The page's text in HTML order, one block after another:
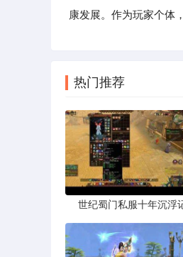
康发展。作为玩家个体
热门推荐
世纪蜀门私服十年沉浮